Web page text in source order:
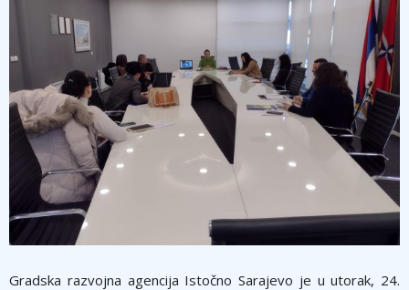
Gradska razvojna agencija Istočno Sarajevo je u utorak, 24.